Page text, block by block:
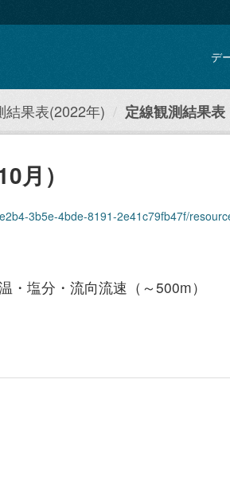
デ
結果表(2022年) 定線観測結果表
月）
4bde-8191-2e41c79fb47f/resource/
塩分・流向流速（～500m）